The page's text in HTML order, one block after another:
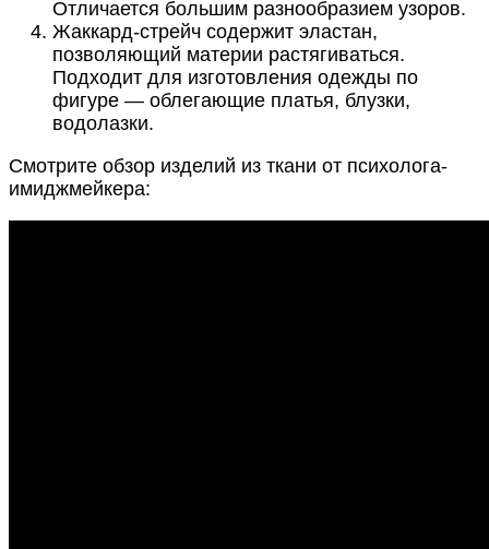
Отличается большим разнообразием узоров.
Жаккард-стрейч содержит эластан,
позволяющий материи растягиваться.
Подходит для изготовления одежды по
фигуре — облегающие платья, блузки,
водолазки.
Смотрите обзор изделий из ткани от психолога-
имиджмейкера: